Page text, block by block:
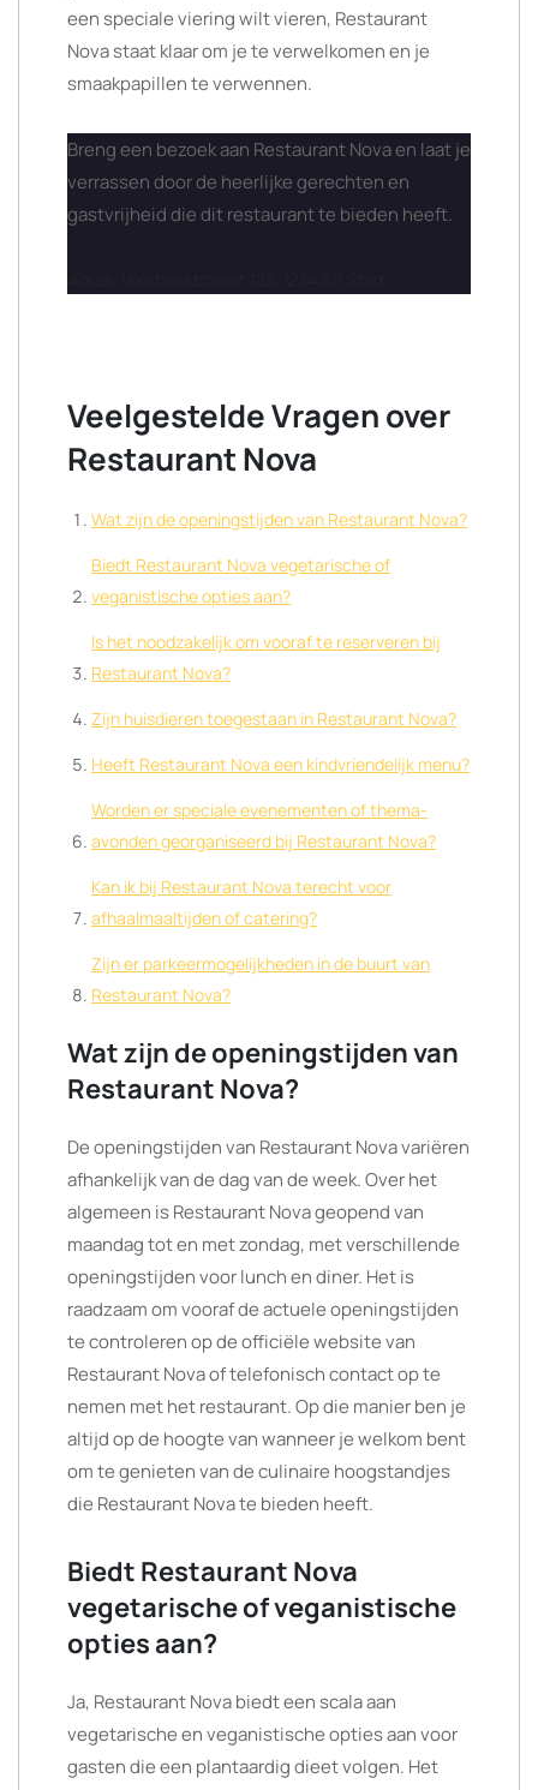
een speciale viering wilt vieren, Restaurant
Nova staat klaar om je te verwelkomen en je
smaakpapillen te verwennen.
Breng een bezoek aan Restaurant Nova en laat je
verrassen door de heerlijke gerechten en
gastvrijheid die dit restaurant te bieden heeft.
Veelgestelde Vragen over
Restaurant Nova
Wat zijn de openingstijden van Restaurant Nova?
Biedt Restaurant Nova vegetarische of
veganistische opties aan?
Is het noodzakelijk om vooraf te reserveren bij
Restaurant Nova?
Zijn huisdieren toegestaan in Restaurant Nova?
Heeft Restaurant Nova een kindvriendelijk menu?
Worden er speciale evenementen of thema-
avonden georganiseerd bij Restaurant Nova?
Kan ik bij Restaurant Nova terecht voor
afhaalmaaltijden of catering?
Zijn er parkeermogelijkheden in de buurt van
Restaurant Nova?
Wat zijn de openingstijden van
Restaurant Nova?
De openingstijden van Restaurant Nova variëren
afhankelijk van de dag van de week. Over het
algemeen is Restaurant Nova geopend van
maandag tot en met zondag, met verschillende
openingstijden voor lunch en diner. Het is
raadzaam om vooraf de actuele openingstijden
te controleren op de officiële website van
Restaurant Nova of telefonisch contact op te
nemen met het restaurant. Op die manier ben je
altijd op de hoogte van wanneer je welkom bent
om te genieten van de culinaire hoogstandjes
die Restaurant Nova te bieden heeft.
Biedt Restaurant Nova
vegetarische of veganistische
opties aan?
Ja, Restaurant Nova biedt een scala aan
vegetarische en veganistische opties aan voor
gasten die een plantaardig dieet volgen. Het